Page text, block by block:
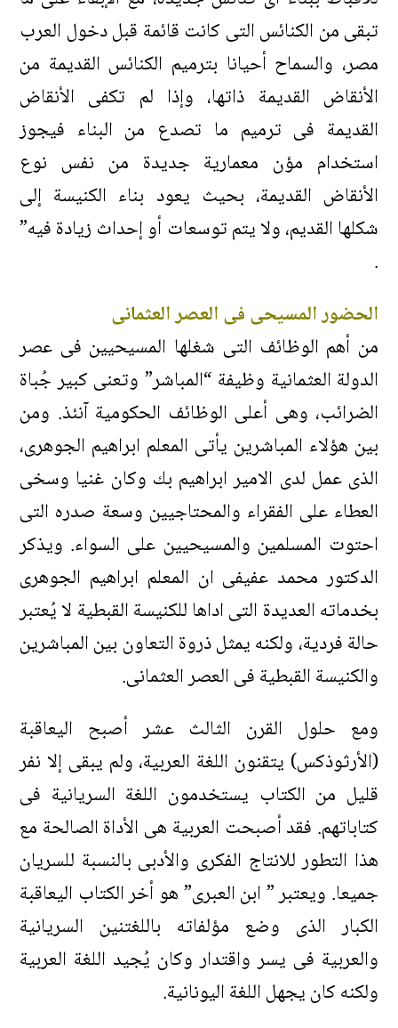
تبقى من الكنائس التى كانت قائمة قبل دخول العرب
مصر، والسماح أحيانا بترميم الكنائس القديمة من
الأنقاض القديمة ذاتها، وإذا لم تكفى الأنقاض
القديمة فى ترميم ما تصدع من البناء فيجوز
استخدام مؤن معمارية جديدة من نفس نوع
الأنقاض القديمة، بحيث يعود بناء الكنيسة إلى
شكلها القديم، ولا يتم توسعات أو إحداث زيادة فيه”
.
الحضور المسيحى فى العصر العثمانى
من أهم الوظائف التى شغلها المسيحيين فى عصر
الدولة العثمانية وظيفة “المباشر” وتعنى كبير جُباة
الضرائب، وهى أعلى الوظائف الحكومية آنئذ. ومن
بين هؤلاء المباشرين يأتى المعلم ابراهيم الجوهرى،
الذى عمل لدى الامير ابراهيم بك وكان غنيا وسخى
العطاء على الفقراء والمحتاجيين وسعة صدره التى
احتوت المسلمين والمسيحيين على السواء. ويذكر
الدكتور محمد عفيفى ان المعلم ابراهيم الجوهرى
بخدماته العديدة التى اداها للكنيسة القبطية لا يُعتبر
حالة فردية، ولكنه يمثل ذروة التعاون بين المباشرين
والكنيسة القبطية فى العصر العثمانى.
ومع حلول القرن الثالث عشر أصبح اليعاقبة
(الأرثوذكس) يتقنون اللغة العربية، ولم يبقى إلا نفر
قليل من الكتاب يستخدمون اللغة السريانية فى
كتاباتهم. فقد أصبحت العربية هى الأداة الصالحة مع
هذا التطور للانتاج الفكرى والأدبى بالنسبة للسريان
جميعا. ويعتبر ” ابن العبرى” هو أخر الكتاب اليعاقبة
الكبار الذى وضع مؤلفاته باللغتنين السريانية
والعربية فى يسر واقتدار وكان يُجيد اللغة العربية
ولكنه كان يجهل اللغة اليونانية.